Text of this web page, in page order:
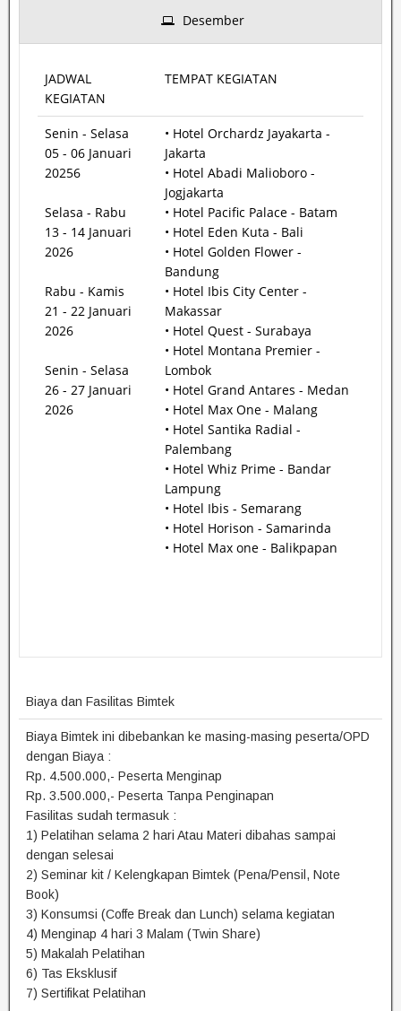
Desember
JADWAL
KEGIATAN
TEMPAT KEGIATAN
Senin - Selasa
05 - 06 Januari
20256
Selasa - Rabu
13 - 14 Januari
2026
Rabu - Kamis
21 - 22 Januari
2026
Senin - Selasa
26 - 27 Januari
2026
• Hotel Orchardz Jayakarta -
Jakarta
• Hotel Abadi Malioboro -
Jogjakarta
• Hotel Pacific Palace - Batam
• Hotel Eden Kuta - Bali
• Hotel Golden Flower -
Bandung
• Hotel Ibis City Center -
Makassar
• Hotel Quest - Surabaya
• Hotel Montana Premier -
Lombok
• Hotel Grand Antares - Medan
• Hotel Max One - Malang
• Hotel Santika Radial -
Palembang
• Hotel Whiz Prime - Bandar
Lampung
• Hotel Ibis - Semarang
• Hotel Horison - Samarinda
• Hotel Max one - Balikpapan
Biaya dan Fasilitas Bimtek
Biaya Bimtek ini dibebankan ke masing-masing peserta/OPD
dengan Biaya :
Rp. 4.500.000,- Peserta Menginap
Rp. 3.500.000,- Peserta Tanpa Penginapan
Fasilitas sudah termasuk :
1) Pelatihan selama 2 hari Atau Materi dibahas sampai
dengan selesai
2) Seminar kit / Kelengkapan Bimtek (Pena/Pensil, Note
Book)
3) Konsumsi (Coffe Break dan Lunch) selama kegiatan
4) Menginap 4 hari 3 Malam (Twin Share)
5) Makalah Pelatihan
6) Tas Eksklusif
7) Sertifikat Pelatihan